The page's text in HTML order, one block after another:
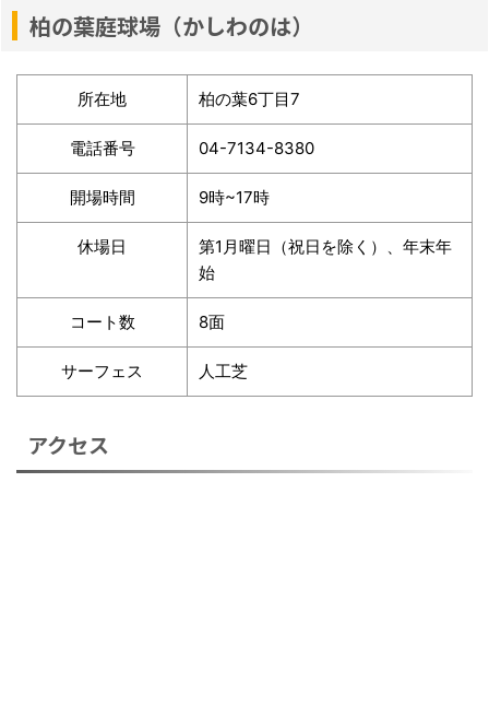
柏の葉庭球場（かしわのは）
所在地 柏の葉6丁目7
電話番号 04-7134-8380
開場時間 9時~17時
休場日
第1月曜日（祝日を除く）、年末年
始
コート数 8面
サーフェス 人工芝
アクセス